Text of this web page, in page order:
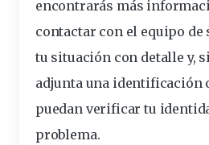
encontrarás más
contactar con el equipo
tu situación con detalle y,
adjunta una identificación
puedan verificar tu
problema.